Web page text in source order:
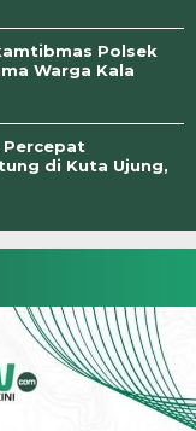
Polsek
Warga Kala
Percepat
di Kuta Ujung,